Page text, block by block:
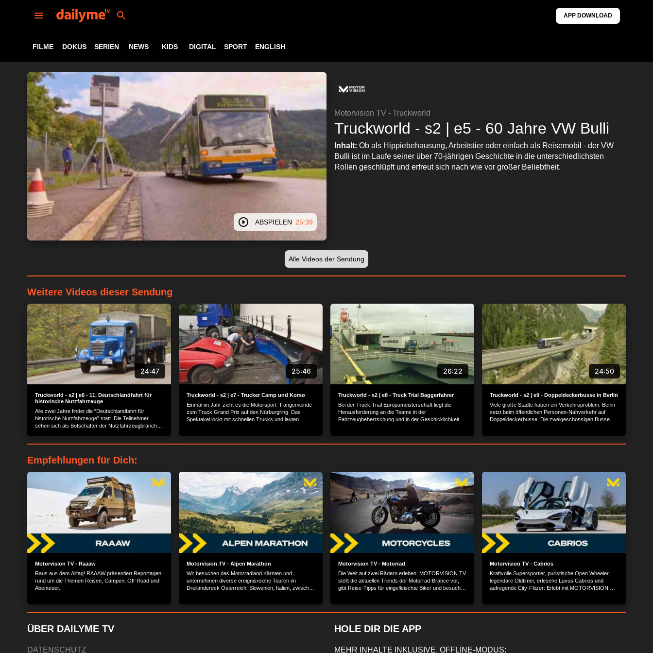
APP DOWNLOAD
FILME DOKUS SERIEN NEWS KIDS DIGITAL SPORT ENGLISH
ABSPIELEN 25:39
Motorvision TV - Truckworld
Truckworld - s2 | e5 - 60 Jahre VW Bulli
Inhalt: Ob als Hippiebehausung, Arbeitstier oder einfach als Reisemobil - der VW
Bulli ist im Laufe seiner über 70-jährigen Geschichte in die unterschiedlichsten
Rollen geschlüpft und erfreut sich nach wie vor großer Beliebtheit.
Alle Videos der Sendung
Weitere Videos dieser Sendung
24:47
Truckworld - s2 | e6 - 11. Deutschlandfahrt für
historische Nutzfahrzeuge
Alle zwei Jahre findet die “Deutschlandfahrt für
historische Nutzfahrzeuge” statt. Die Teilnehmer
sehen sich als Botschafter der Nutzfahrzeugbranche.
25:46
Truckworld - s2 | e7 - Trucker Camp und Korso
Einmal im Jahr zieht es die Motorsport- Fangemeinde
zum Truck Grand Prix auf den Nürburgring. Das
Spektakel lockt mit schnellen Trucks und lauten
26:22
Truckworld - s2 | e8 - Truck Trial Baggerfahrer
Bei der Truck Trial Europameisterschaft liegt die
Herausforderung an die Teams in der
Fahrzeugbeherrschung und in der Geschicklichkeit.
24:50
Truckworld - s2 | e9 - Doppeldeckerbusse in Berlin
Viele große Städte haben ein Verkehrsproblem. Berlin
setzt beim öffentlichen Personen-Nahverkehr auf
Doppeldeckerbusse. Die zweigeschossigen Busse
Empfehlungen für Dich:
Motorvision TV - Raaaw
Raus aus dem Alltag! RAAAW präsentiert Reportagen
rund um die Themen Reisen, Campen, Off-Road und
Abenteuer.
Motorvision TV - Alpen Marathon
Wir besuchen das Motorradland Kärnten und
unternehmen diverse ereignisreiche Touren im
Dreiländereck Österreich, Slowenien, Italien, zwischen
Motorvision TV - Motorrad
Die Welt auf zwei Rädern erleben: MOTORVISION TV
stellt die aktuellen Trends der Motorrad-Brance vor,
gibt Reise-Tipps für eingefleischte Biker und besucht
Motorvision TV - Cabrios
Kraftvolle Supersportler, puristische Open Wheeler,
legendäre Oldtimer, erlesene Luxus Cabrios und
aufregende City-Flitzer: Erlebt mit MOTORVISION TV
ÜBER DAILYME TV
DATENSCHUTZ
HOLE DIR DIE APP
MEHR INHALTE INKLUSIVE, OFFLINE-MODUS: